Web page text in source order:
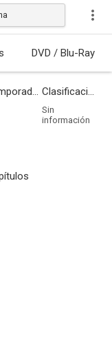
DVD / Blu-Ray
Temporadas Clasificación por edades
Sin
información